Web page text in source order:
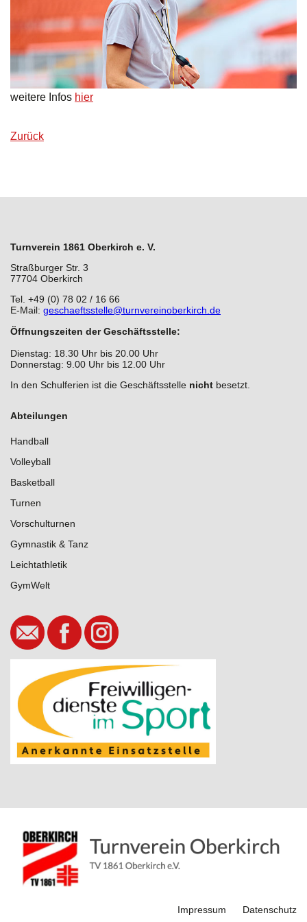
weitere Infos hier
Zurück
Turnverein 1861 Oberkirch e. V.
Straßburger Str. 3
77704 Oberkirch
Tel. +49 (0) 78 02 / 16 66
E-Mail: geschaeftsstelle@turnvereinoberkirch.de
Öffnungszeiten der Geschäftsstelle:
Dienstag: 18.30 Uhr bis 20.00 Uhr
Donnerstag: 9.00 Uhr bis 12.00 Uhr
In den Schulferien ist die Geschäftsstelle nicht besetzt.
Abteilungen
Handball
Volleyball
Basketball
Turnen
Vorschulturnen
Gymnastik & Tanz
Leichtathletik
GymWelt
Impressum Datenschutz
Jobangebote
Galerie
Presse
Stretch & Tone
Rückenfit
Seniorenfitness